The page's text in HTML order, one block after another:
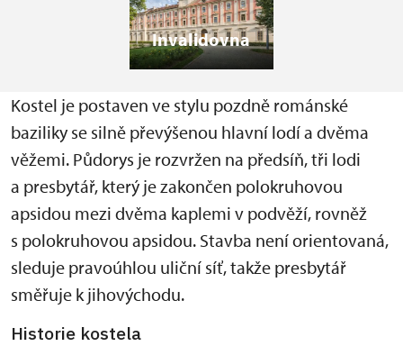
Invalidovna
Kostel je postaven ve stylu pozdně románské
baziliky se silně převýšenou hlavní lodí a dvěma
věžemi. Půdorys je rozvržen na předsíň, tři lodi
a presbytář, který je zakončen polokruhovou
apsidou mezi dvěma kaplemi v podvěží, rovněž
s polokruhovou apsidou. Stavba není orientovaná,
sleduje pravoúhlou uliční síť, takže presbytář
směřuje k jihovýchodu.
Historie kostela